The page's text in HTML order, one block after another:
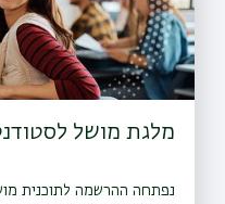
מלגת מושל
נפתחה ההרשמה לתוכנית